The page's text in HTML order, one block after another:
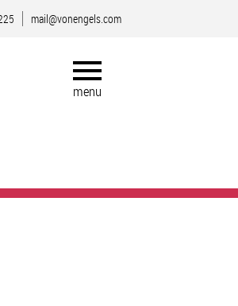
mail@vonengels.com